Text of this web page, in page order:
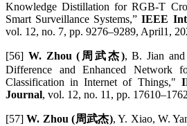
Knowledge Distillation for RGB-T
Smart Surveillance Systems,”IEEE
vol. 12, no. 7, pp. 9276–9289, April1,
[56] W. Zhou (周武杰), B. Jian
Difference and Enhanced Network
Classification in Internet of Things,"
Journal, vol. 12, no. 11, pp.
[57] W. Zhou (周武杰), Y. Xiao, W.